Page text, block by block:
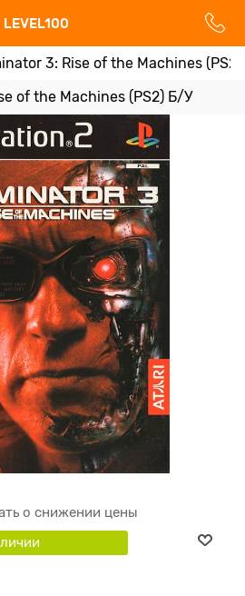
LEVEL100
3: Rise of the Machines
of the Machines (PS2) Б/У
о снижении цены